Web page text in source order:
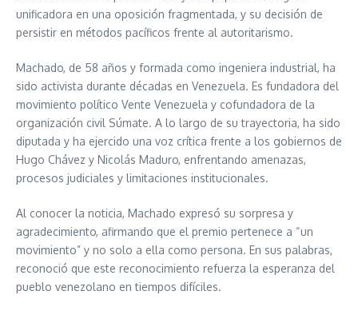
unificadora en una oposición fragmentada, y su decisión de
persistir en métodos pacíficos frente al autoritarismo.
Machado, de 58 años y formada como ingeniera industrial, ha
sido activista durante décadas en Venezuela. Es fundadora del
movimiento político Vente Venezuela y cofundadora de la
organización civil Súmate. A lo largo de su trayectoria, ha sido
diputada y ha ejercido una voz crítica frente a los gobiernos de
Hugo Chávez y Nicolás Maduro, enfrentando amenazas,
procesos judiciales y limitaciones institucionales.
Al conocer la noticia, Machado expresó su sorpresa y
agradecimiento, afirmando que el premio pertenece a “un
movimiento” y no solo a ella como persona. En sus palabras,
reconoció que este reconocimiento refuerza la esperanza del
pueblo venezolano en tiempos difíciles.